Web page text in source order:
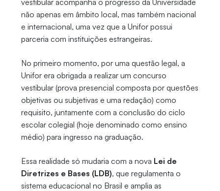
não apenas em âmbito local, mas também nacional
e internacional, uma vez que a Unifor possui
parceria com instituições estrangeiras.
No primeiro momento, por uma questão legal, a
Unifor era obrigada a realizar um concurso
vestibular (prova presencial composta por questões
objetivas ou subjetivas e uma redação) como
requisito, juntamente com a conclusão do ciclo
escolar colegial (hoje denominado como ensino
médio) para ingresso na graduação.
Essa realidade só mudaria com a nova Lei de
Diretrizes e Bases (LDB), que regulamenta o
sistema educacional no Brasil e amplia as